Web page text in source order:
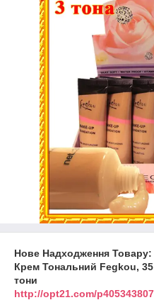
Нове Надходження Товару:
Крем Тональний Fegkou,
тони
http://opt21.com/